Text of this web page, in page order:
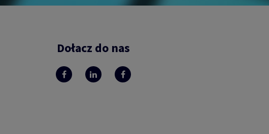
Dołacz do nas